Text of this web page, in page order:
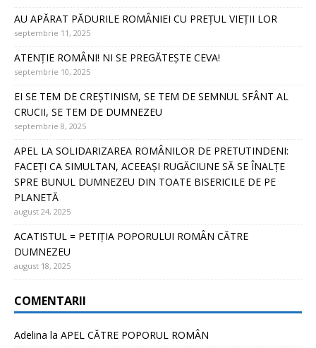
AU APĂRAT PĂDURILE ROMÂNIEI CU PREȚUL VIEȚII LOR
septembrie 11, 2025
ATENȚIE ROMÂNI! NI SE PREGĂTEȘTE CEVA!
septembrie 10, 2025
EI SE TEM DE CREȘTINISM, SE TEM DE SEMNUL SFÂNT AL
CRUCII, SE TEM DE DUMNEZEU
septembrie 8, 2025
APEL LA SOLIDARIZAREA ROMÂNILOR DE PRETUTINDENI:
FACEȚI CA SIMULTAN, ACEEAȘI RUGĂCIUNE SĂ SE ÎNALȚE
SPRE BUNUL DUMNEZEU DIN TOATE BISERICILE DE PE
PLANETĂ
august 24, 2025
ACATISTUL = PETIȚIA POPORULUI ROMÂN CĂTRE
DUMNEZEU
august 18, 2025
COMENTARII
Adelina la APEL CĂTRE POPORUL ROMÂN